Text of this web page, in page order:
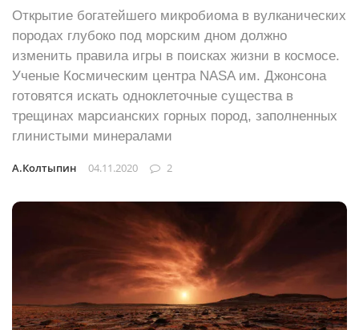
Открытие богатейшего микробиома в вулканических
породах глубоко под морским дном должно
изменить правила игры в поисках жизни в космосе.
Ученые Космическим центра NASA им. Джонсона
готовятся искать одноклеточные существа в
трещинах марсианских горных пород, заполненных
глинистыми минералами
А.Колтыпин 04.11.2020 2